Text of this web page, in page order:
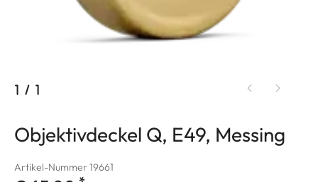
1 / 1
Objektivdeckel Q, E49, Messing
Artikel-Nummer 19661